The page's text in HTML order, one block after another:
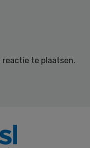
reactie te plaatsen.